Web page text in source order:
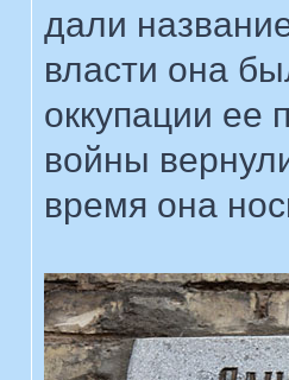
дали
власти она
оккупации ее
войны
время она